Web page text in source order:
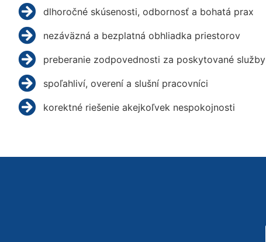
dlhoročné skúsenosti, odbornosť a bohatá prax
nezáväzná a bezplatná obhliadka priestorov
preberanie zodpovednosti za poskytované služby
spoľahliví, overení a slušní pracovníci
korektné riešenie akejkoľvek nespokojnosti